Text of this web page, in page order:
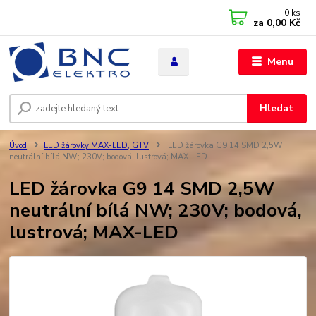
Menu
Hledat
0 ks
za 0,00 Kč
Úvod LED žárovky MAX-LED, GTV
LED žárovka G9 14 SMD 2,5W
neutrální bílá NW; 230V; bodová, lustrová; MAX-LED
LED žárovka G9 14 SMD 2,5W
neutrální bílá NW; 230V; bodová,
lustrová; MAX-LED